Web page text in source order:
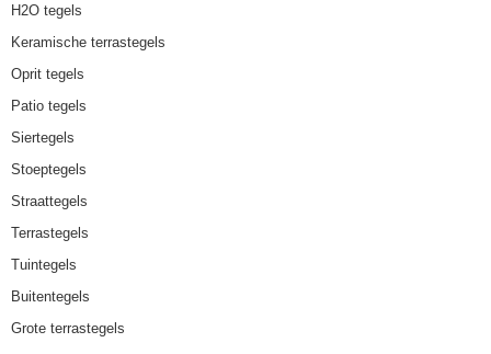
H2O tegels
Keramische terrastegels
Oprit tegels
Patio tegels
Siertegels
Stoeptegels
Straattegels
Terrastegels
Tuintegels
Buitentegels
Grote terrastegels